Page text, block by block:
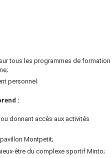
tous les programmes de formation
personnel.
:
donnant accès aux activités
Montpetit;
être du complexe sportif Minto;